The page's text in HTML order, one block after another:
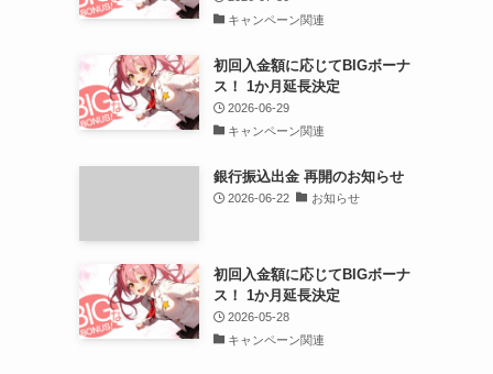
キャンペーン関連
初回入金額に応じてBIGボーナ
ス！ 1か月延長決定
2026-06-29
キャンペーン関連
銀行振込出金 再開のお知らせ
2026-06-22 お知らせ
初回入金額に応じてBIGボーナ
ス！ 1か月延長決定
2026-05-28
キャンペーン関連